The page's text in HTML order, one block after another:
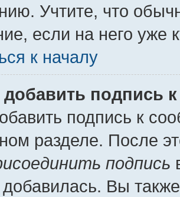
Учтите, что
если на него уже
к началу
добавить подпись
подпись к
разделе. После
подпись
Вы